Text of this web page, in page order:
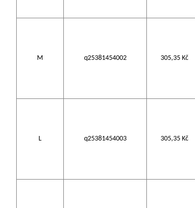
M q25381454002 305,35 Kč
L q25381454003 305,35 Kč